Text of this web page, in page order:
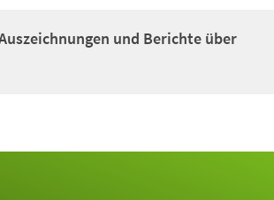
und Berichte über